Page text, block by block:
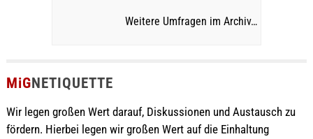
Weitere Umfragen im Archiv…
MiGNETIQUETTE
Wir legen großen Wert darauf, Diskussionen und Austausch zu
fördern. Hierbei legen wir großen Wert auf die Einhaltung